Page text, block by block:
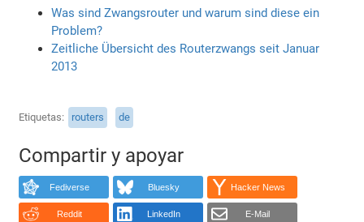
Was sind Zwangsrouter und warum sind diese ein
Problem?
Zeitliche Übersicht des Routerzwangs seit Januar
2013
Etiquetas routers de
Compartir y apoyar
Fediverse Bluesky Hacker News
Reddit LinkedIn E-Mail